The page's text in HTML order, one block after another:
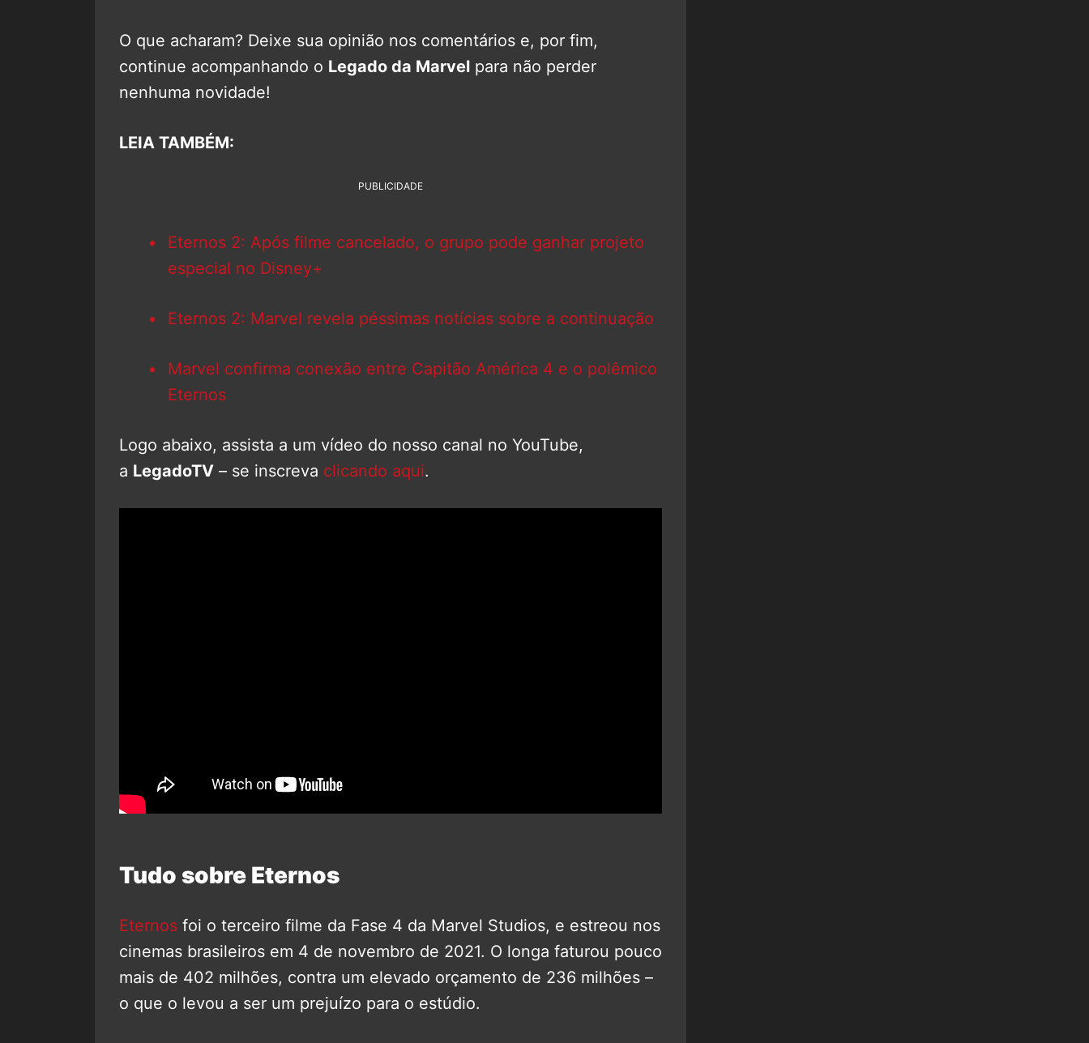
O que acharam? Deixe sua opinião nos comentários e, por fim,
continue acompanhando o Legado da Marvel para não perder
nenhuma novidade!
LEIA TAMBÉM:
PUBLICIDADE
Eternos 2: Após filme cancelado, o grupo pode ganhar projeto
especial no Disney+
Eternos 2: Marvel revela péssimas notícias sobre a continuação
Marvel confirma conexão entre Capitão América 4 e o polêmico
Eternos
Logo abaixo, assista a um vídeo do nosso canal no YouTube,
a LegadoTV – se inscreva clicando aqui.
Tudo sobre Eternos
Eternos foi o terceiro filme da Fase 4 da Marvel Studios, e estreou nos
cinemas brasileiros em 4 de novembro de 2021. O longa faturou pouco
mais de 402 milhões, contra um elevado orçamento de 236 milhões –
o que o levou a ser um prejuízo para o estúdio.